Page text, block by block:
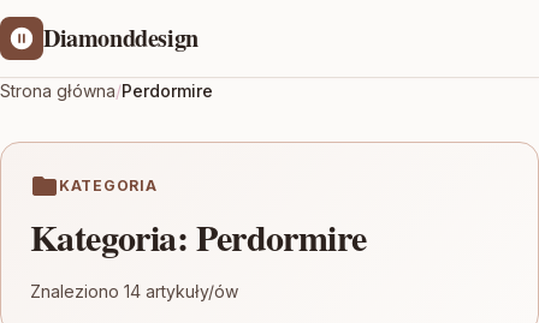
Diamonddesign
Strona główna/Perdormire
KATEGORIA
Kategoria:Perdormire
Znaleziono 14 artykuły/ów